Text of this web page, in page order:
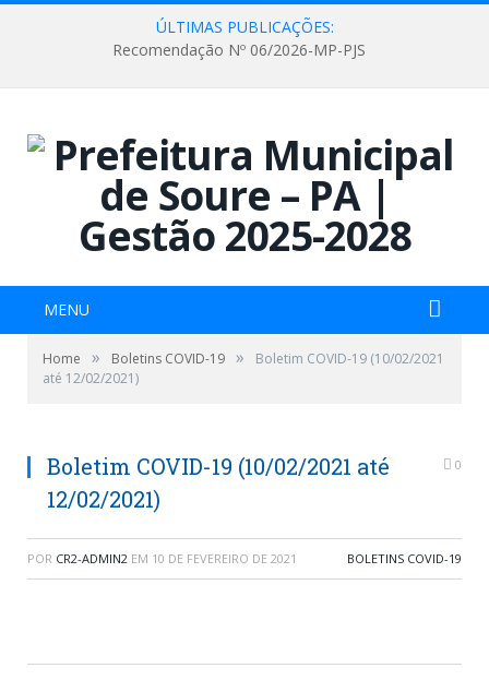
ÚLTIMAS PUBLICAÇÕES:
Recomendação Nº 06/2026-MP-PJS
MENU
Home » Boletins COVID-19 »
Boletim COVID-19 (10/02/2021
até 12/02/2021)
Boletim COVID-19 (10/02/2021 até
12/02/2021)
0
POR CR2-ADMIN2 EM 10 DE FEVEREIRO DE 2021 BOLETINS COVID-19